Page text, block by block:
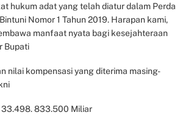
hukum adat yang telah diatur dalam Perda
Nomor 1 Tahun 2019. Harapan kami,
manfaat nyata bagi kesejahteraan
Bupati
nilai kompensasi yang diterima masing-
33.498. 833.500 Miliar